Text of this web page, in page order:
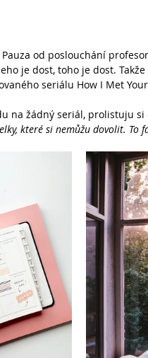
Pauza od poslouchání
je dost, toho je dost.
seriálu How I Met
na žádný seriál, prolistuju
které si nemůžu dovolit. To